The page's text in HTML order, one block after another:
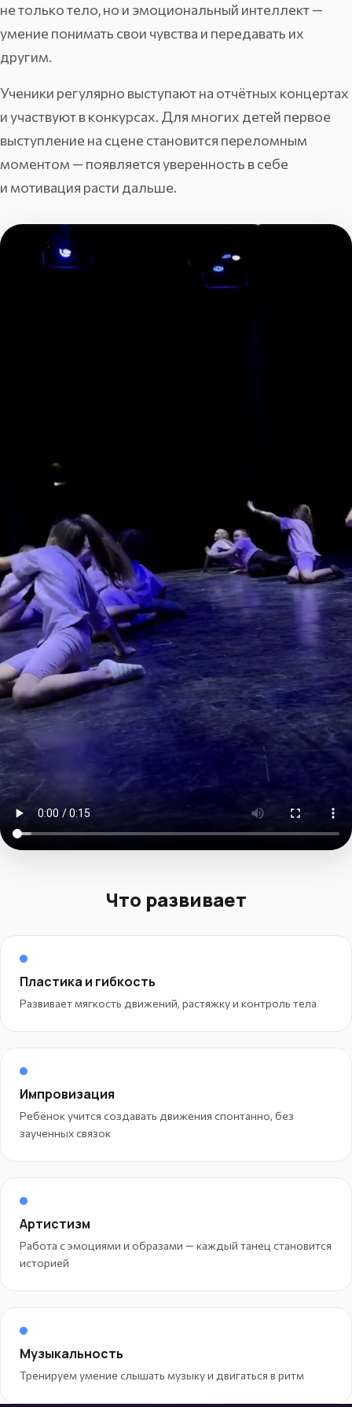
не только тело, но и эмоциональный интеллект —
умение понимать свои чувства и передавать их
другим.
Ученики регулярно выступают на отчётных концертах
и участвуют в конкурсах. Для многих детей первое
выступление на сцене становится переломным
моментом — появляется уверенность в себе
и мотивация расти дальше.
Что развивает
Пластика и гибкость
Развивает мягкость движений, растяжку и контроль тела
Импровизация
Ребёнок учится создавать движения спонтанно, без
заученных связок
Артистизм
Работа с эмоциями и образами — каждый танец становится
историей
Музыкальность
Тренируем умение слышать музыку и двигаться в ритм